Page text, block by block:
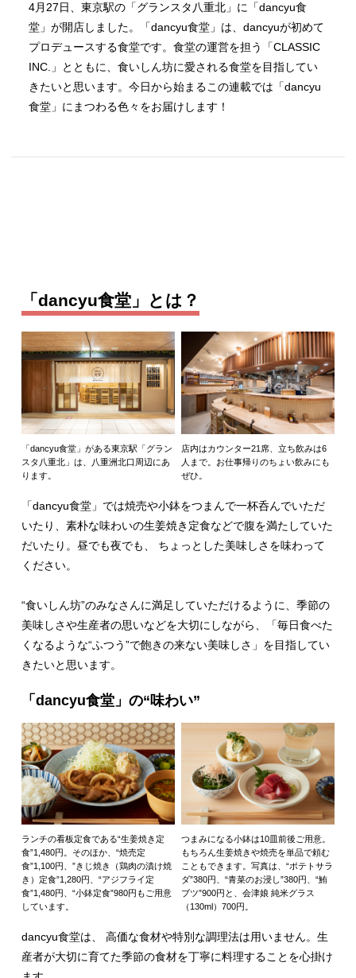
4月27日、東京駅の「グランスタ八重北」に「dancyu食
堂」が開店しました。「dancyu食堂」は、dancyuが初めて
プロデュースする食堂です。食堂の運営を担う「CLASSIC
INC.」とともに、食いしん坊に愛される食堂を目指してい
きたいと思います。今日から始まるこの連載では「dancyu
食堂」にまつわる色々をお届けします！
「dancyu食堂」とは？
「dancyu食堂」がある東京駅「グラン
スタ八重北」は、八重洲北口周辺にあ
ります。
店内はカウンター21席、立ち飲みは6
人まで。お仕事帰りのちょい飲みにも
ぜひ。
「dancyu食堂」では焼売や小鉢をつまんで一杯呑んでいただ
いたり、素朴な味わいの生姜焼き定食などで腹を満たしていた
だいたり。昼でも夜でも、 ちょっとした美味しさを味わって
ください。
“食いしん坊”のみなさんに満足していただけるように、季節の
美味しさや生産者の思いなどを大切にしながら、「毎日食べた
くなるような“ふつう”で飽きの来ない美味しさ」を目指してい
きたいと思います。
「dancyu食堂」の“味わい”
ランチの看板定食である“生姜焼き定
食”1,480円。そのほか、“焼売定
食”1,100円、”きじ焼き（鶏肉の漬け焼
き）定食”1,280円、“アジフライ定
食”1,480円、“小鉢定食”980円もご用意
しています。
つまみになる小鉢は10皿前後ご用意。
もちろん生姜焼きや焼売を単品で頼む
こともできます。写真は、“ポテトサラ
ダ”380円、“青菜のお浸し”380円、“鮪
ブツ”900円と、会津娘 純米グラス
（130ml）700円。
dancyu食堂は、 高価な食材や特別な調理法は用いません。生
産者が大切に育てた季節の食材を丁寧に料理することを心掛け